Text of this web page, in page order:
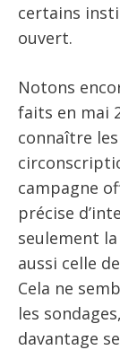
certains
ouvert.
Notons
faits en mai
connaître
campagne
précise
seulement
aussi celle
Cela ne
les
davantage